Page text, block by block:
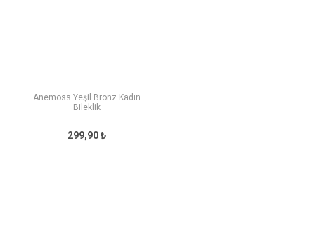
Anemoss Yeşil Bronz Kadın
Bileklik
299,90 ₺